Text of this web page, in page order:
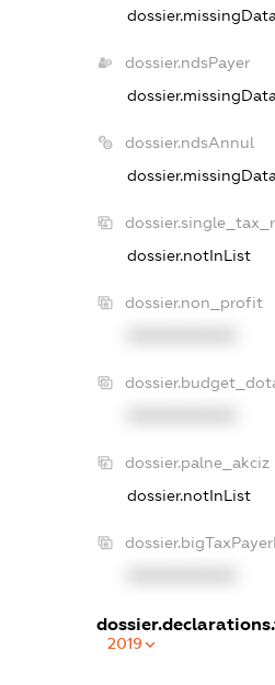
dossier.missingData
dossier.ndsPayer
dossier.missingData
dossier.ndsAnnul
dossier.missingData
dossier.notInList
dossier.non_profit
dossier.palne_akciz
dossier.notInList
2019